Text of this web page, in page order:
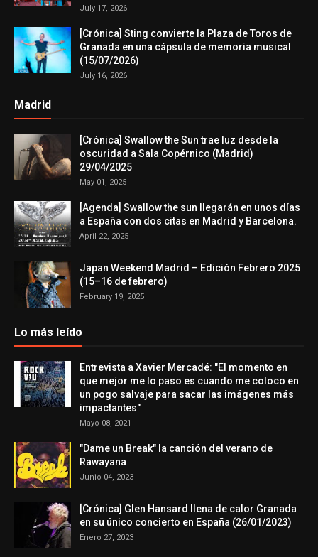
July 17, 2026
[Crónica] Sting convierte la Plaza de Toros de
Granada en una cápsula de memoria musical
(15/07/2026)
July 16, 2026
Madrid
[Crónica] Swallow the Sun trae luz desde la
oscuridad a Sala Copérnico (Madrid)
29/04/2025
May 01, 2025
[Agenda] Swallow the sun llegarán en unos días
a España con dos citas en Madrid y Barcelona.
April 22, 2025
Japan Weekend Madrid – Edición Febrero 2025
(15–16 de febrero)
February 19, 2025
Lo más leído
Entrevista a Xavier Mercadé: "El momento en
que mejor me lo paso es cuando me coloco en
un pogo salvaje para sacar las imágenes más
impactantes"
Mayo 08, 2021
"Dame un Break" la canción del verano de
Rawayana
Junio 04, 2023
[Crónica] Glen Hansard llena de calor Granada
en su único concierto en España (26/01/2023)
Enero 27, 2023